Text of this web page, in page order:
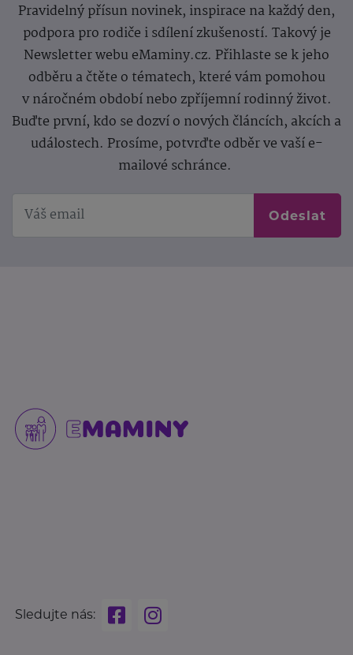
Pravidelný přísun novinek, inspirace na každý den,
podpora pro rodiče i sdílení zkušeností. Takový je
Newsletter webu eMaminy.cz. Přihlaste se k jeho
odběru a čtěte o tématech, které vám pomohou
v náročném období nebo zpříjemní rodinný život.
Buďte první, kdo se dozví o nových článcích, akcích a
událostech. Prosíme, potvrďte odběr ve vaší e-
mailové schránce.
Odeslat
Sledujte nás: